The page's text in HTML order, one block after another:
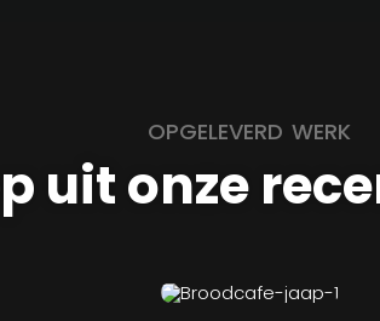
OPGELEVERD WERK
uit onze